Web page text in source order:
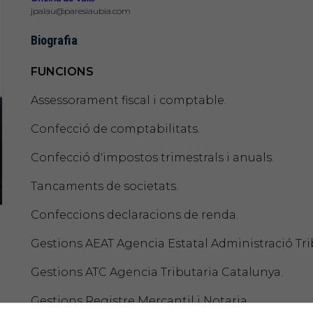
jpalau@paresiaubia.com
Biografia
FUNCIONS
Assessorament fiscal i comptable.
Confecció de comptabilitats.
Confecció d'impostos trimestrals i anuals.
Tancaments de societats.
Confeccions declaracions de renda.
Gestions AEAT Agencia Estatal Administració
Gestions ATC Agencia Tributaria Catalunya.
Gestions Registre Mercantil i Notaria.